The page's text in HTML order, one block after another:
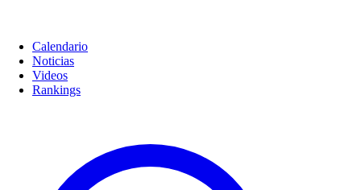
Calendario
Noticias
Videos
Rankings